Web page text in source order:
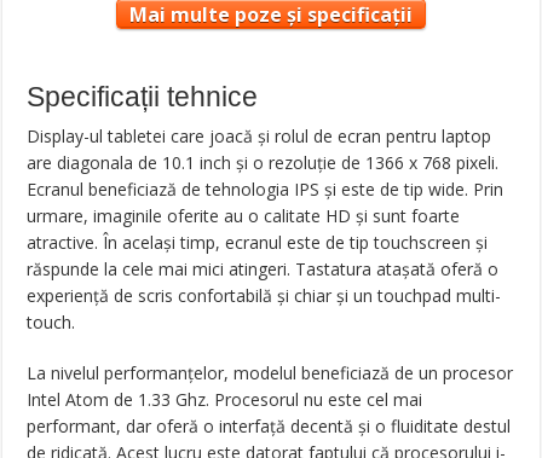
Mai multe poze și specificații
Specificații tehnice
Display-ul tabletei care joacă și rolul de ecran pentru laptop
are diagonala de 10.1 inch și o rezoluție de 1366 x 768 pixeli.
Ecranul beneficiază de tehnologia IPS și este de tip wide. Prin
urmare, imaginile oferite au o calitate HD și sunt foarte
atractive. În același timp, ecranul este de tip touchscreen și
răspunde la cele mai mici atingeri. Tastatura atașată oferă o
experiență de scris confortabilă și chiar și un touchpad multi-
touch.
La nivelul performanțelor, modelul beneficiază de un procesor
Intel Atom de 1.33 Ghz. Procesorul nu este cel mai
performant, dar oferă o interfață decentă și o fluiditate destul
de ridicată. Acest lucru este datorat faptului că procesorului i-